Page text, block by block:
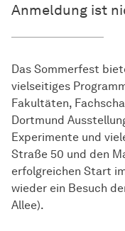
Anmeldung ist
Das Sommerfest
vielseitiges
Fakultäten,
Dortmund
Experimente und
Straße 50 und den
erfolgreichen Start
wieder ein Besuch
Allee).